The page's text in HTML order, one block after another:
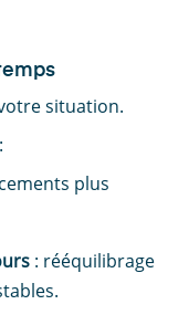
situation.
plus
: rééquilibrage